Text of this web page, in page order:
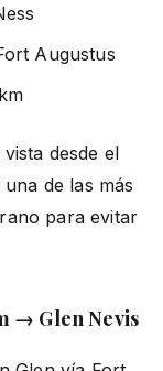
Augustus
vista desde el
de las más
para evitar
→ Glen Nevis